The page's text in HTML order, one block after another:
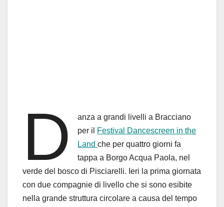
D
anza a grandi livelli a Bracciano
per il Festival Dancescreen in the
Landche per quattro giorni fa
tappa a Borgo Acqua Paola, nel
verde del bosco di Pisciarelli. Ieri la prima giornata
con due compagnie di livello che si sono esibite
nella grande struttura circolare a causa del tempo